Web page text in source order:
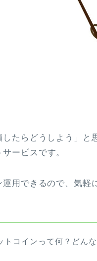
したらどうしよう」と
サービスです。
用できるので、気軽
トコインって何？どん